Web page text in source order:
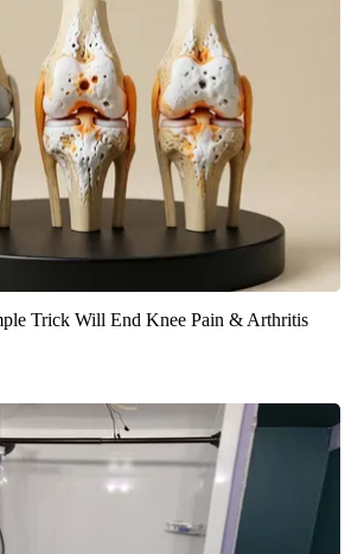
Trick Will End Knee Pain & Arthritis